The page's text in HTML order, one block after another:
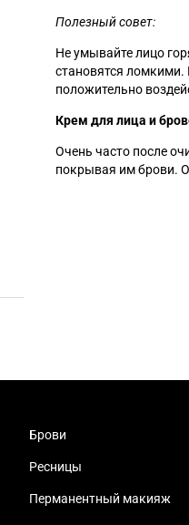
Полезный совет:
Не умывайте лицо
становятся ломкими.
положительно
Крем для лица и
Очень часто после
покрывая им брови.
Брови
Ресницы
Перманентный макияж